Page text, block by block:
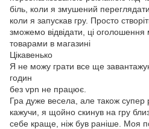
біль, коли я змушений
коли я запускав гру. Просто
зможемо відвідати, ці оголошення
товарами в магазині
Цікавенько
Я не можу грати все ще
годин
без vpn не працює.
Гра дуже весела, але також супер
кажучи, я щойно скинув на гру
себе краще, ніж був раніше. Моя